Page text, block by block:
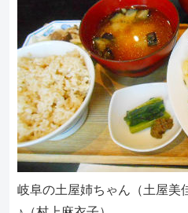
岐阜の土屋姉ちゃん（土屋美